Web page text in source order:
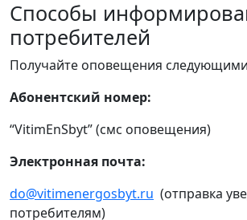
Способы
потребителей
Получайте оповещения
Абонентский номер:
“VitimEnSbyt” (смс оповещения)
Электронная почта:
do@vitimenergosbyt.ru (отправка
потребителям)